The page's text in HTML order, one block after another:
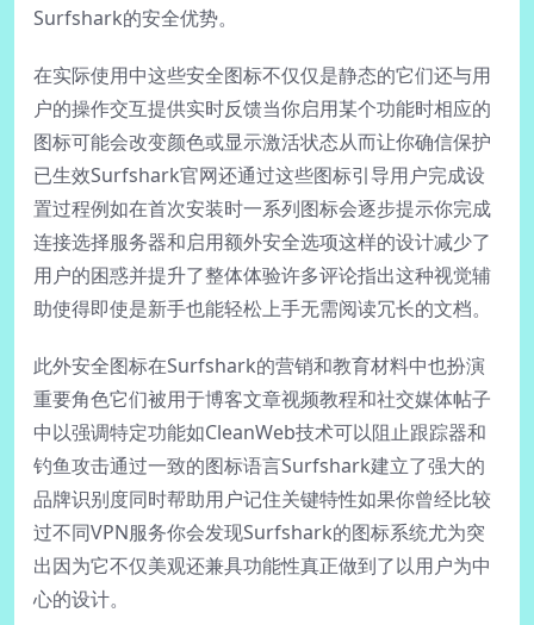
Surfshark的安全优势。
在实际使用中这些安全图标不仅仅是静态的它们还与用
户的操作交互提供实时反馈当你启用某个功能时相应的
图标可能会改变颜色或显示激活状态从而让你确信保护
已生效Surfshark官网还通过这些图标引导用户完成设
置过程例如在首次安装时一系列图标会逐步提示你完成
连接选择服务器和启用额外安全选项这样的设计减少了
用户的困惑并提升了整体体验许多评论指出这种视觉辅
助使得即使是新手也能轻松上手无需阅读冗长的文档。
此外安全图标在Surfshark的营销和教育材料中也扮演
重要角色它们被用于博客文章视频教程和社交媒体帖子
中以强调特定功能如CleanWeb技术可以阻止跟踪器和
钓鱼攻击通过一致的图标语言Surfshark建立了强大的
品牌识别度同时帮助用户记住关键特性如果你曾经比较
过不同VPN服务你会发现Surfshark的图标系统尤为突
出因为它不仅美观还兼具功能性真正做到了以用户为中
心的设计。